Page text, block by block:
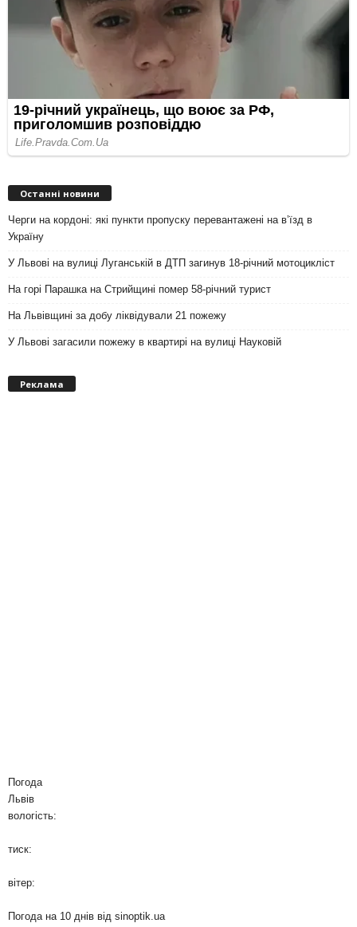
Останні новини
Черги на кордоні: які пункти пропуску перевантажені на вʼїзд в
Україну
У Львові на вулиці Луганській в ДТП загинув 18-річний мотоцикліст
На горі Парашка на Стрийщині помер 58-річний турист
На Львівщині за добу ліквідували 21 пожежу
У Львові загасили пожежу в квартирі на вулиці Науковій
Реклама
Погода
Львів
вологість:
тиск:
вітер:
Погода на 10 днів від sinoptik.ua